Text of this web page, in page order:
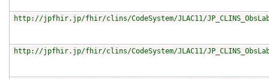
http://jpfhir.jp/fhir/clins/CodeSystem/JLAC11/
http://jpfhir.jp/fhir/clins/CodeSystem/JLAC11/